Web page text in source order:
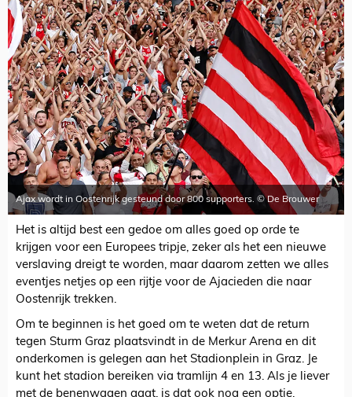
Ajax wordt in Oostenrijk gesteund door 800 supporters. © De Brouwer
Het is altijd best een gedoe om alles goed op orde te
krijgen voor een Europees tripje, zeker als het een nieuwe
verslaving dreigt te worden, maar daarom zetten we alles
eventjes netjes op een rijtje voor de Ajacieden die naar
Oostenrijk trekken.
Om te beginnen is het goed om te weten dat de return
tegen Sturm Graz plaatsvindt in de Merkur Arena en dit
onderkomen is gelegen aan het Stadionplein in Graz. Je
kunt het stadion bereiken via tramlijn 4 en 13. Als je liever
met de benenwagen gaat, is dat ook nog een optie.